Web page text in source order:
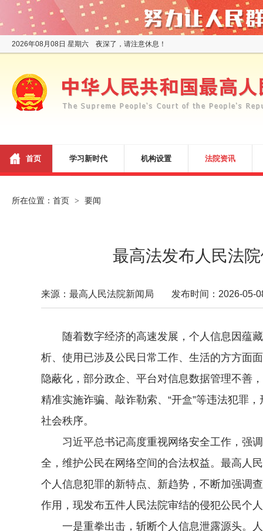
2026年08月08日 星期六 夜深了，请注意休息！
首页 学习新时代 机构设置 法院资讯
所在位置： 首页 > 要闻
最高法发布人民法
来源：最高人民法院新闻局 发布时间：2026-05-
随着数字经济的高速发展，个人信息因蕴藏
析、使用已涉及公民日常工作、生活的方方面
隐蔽化，部分政企、平台对信息数据管理不善
精准实施诈骗、敲诈勒索、“开盒”等违法犯罪
社会秩序。
习近平总书记高度重视网络安全工作，强调
全，维护公民在网络空间的合法权益。最高人
个人信息犯罪的新特点、新趋势，不断加强调
作用，现发布五件人民法院审结的侵犯公民个
一是重拳出击，斩断个人信息泄露源头。人